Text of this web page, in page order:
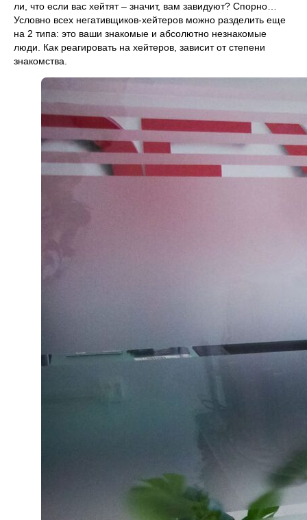
ли, что если вас хейтят – значит, вам завидуют? Спорно…
Условно всех негативщиков-хейтеров можно разделить еще
на 2 типа: это ваши знакомые и абсолютно незнакомые
люди. Как реагировать на хейтеров, зависит от степени
знакомства.